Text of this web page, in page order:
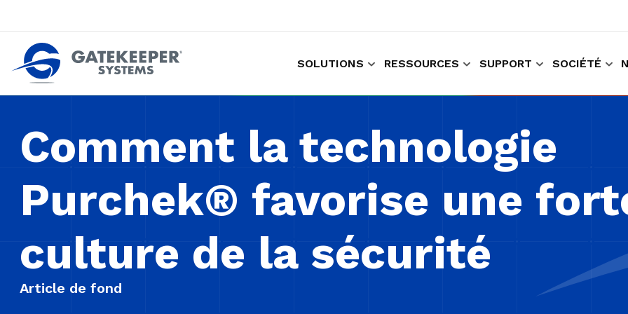
SOLUTIONS RESSOURCES SUPPORT SOCIÉTÉ
Comment la technologie
Purchek® favorise une
culture de la sécurité
Article de fond